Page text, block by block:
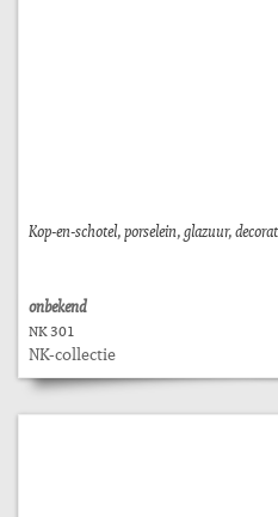
Kop-en-schotel, porselein, glazuur,
onbekend
NK 301
NK-collectie